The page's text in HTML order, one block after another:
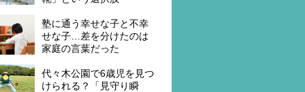
塾に通う幸せな子と不幸
せな子…差を分けたのは
家庭の言葉だった
代々木公園で6歳児を見つ
けられる？「見守り瞬